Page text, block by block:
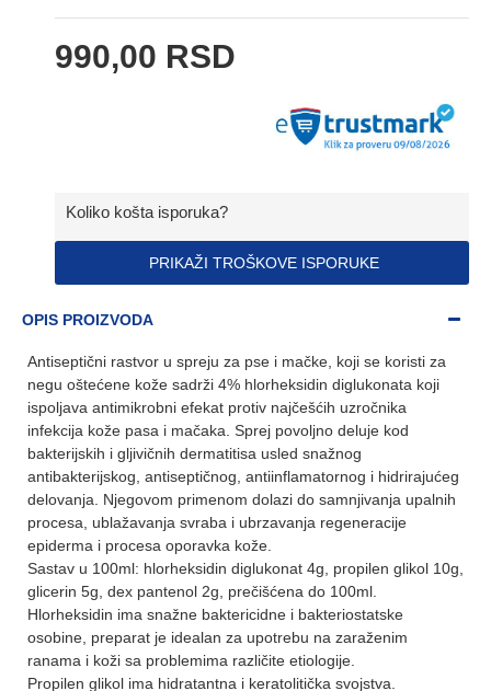
990,00 RSD
Koliko košta isporuka?
PRIKAŽI TROŠKOVE ISPORUKE
OPIS PROIZVODA
Antiseptični rastvor u spreju za pse i mačke, koji se koristi za
negu oštećene kože sadrži 4% hlorheksidin diglukonata koji
ispoljava antimikrobni efekat protiv najčešćih uzročnika
infekcija kože pasa i mačaka. Sprej povoljno deluje kod
bakterijskih i gljivičnih dermatitisa usled snažnog
antibakterijskog, antiseptičnog, antiinflamatornog i hidrirajućeg
delovanja. Njegovom primenom dolazi do samnjivanja upalnih
procesa, ublažavanja svraba i ubrzavanja regeneracije
epiderma i procesa oporavka kože.
Sastav u 100ml: hlorheksidin diglukonat 4g, propilen glikol 10g,
glicerin 5g, dex pantenol 2g, prečišćena do 100ml.
Hlorheksidin ima snažne baktericidne i bakteriostatske
osobine, preparat je idealan za upotrebu na zaraženim
ranama i koži sa problemima različite etiologije.
Propilen glikol ima hidratantna i keratolitička svojstva.